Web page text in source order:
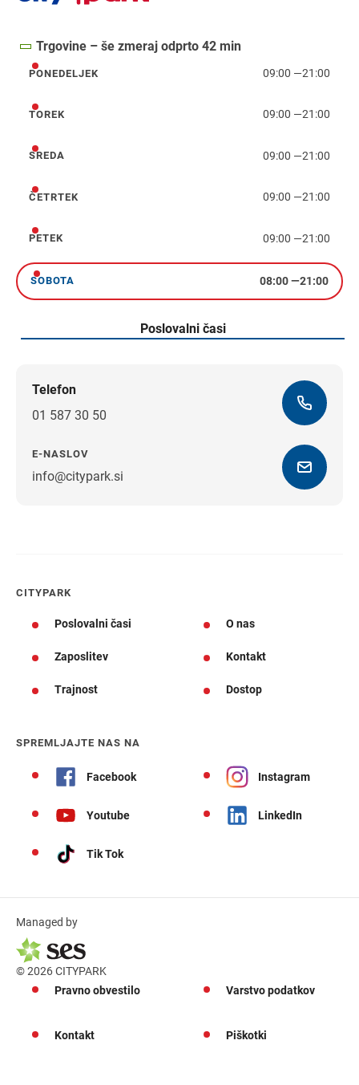
Trgovine – še zmeraj odprto 42 min
ponedeljek
PONEDELJEK 09:00 —21:00
torek
TOREK 09:00 —21:00
sreda
SREDA 09:00 —21:00
četrtek
ČETRTEK 09:00 —21:00
petek
PETEK 09:00 —21:00
sobota
SOBOTA 08:00—21:00
Poslovalni časi
Telefon
01 587 30 50
E-NASLOV
info@citypark.si
CITYPARK
Poslovalni časi O nas
Zaposlitev Kontakt
Trajnost Dostop
SPREMLJAJTE NAS NA
Facebook Instagram
Youtube LinkedIn
Tik Tok
Managed by
© 2026 CITYPARK
Pravno obvestilo
Varstvo podatkov
Kontakt Piškotki